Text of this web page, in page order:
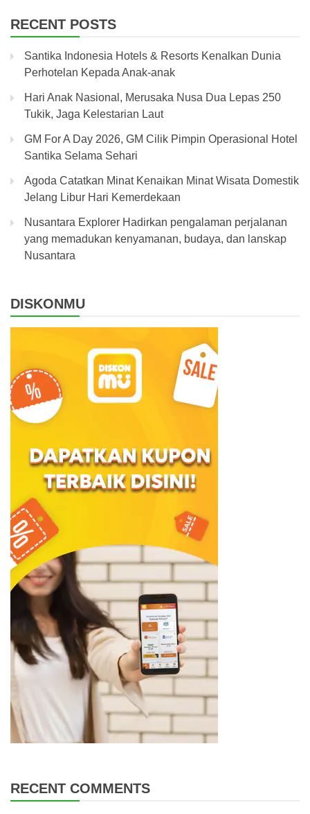
RECENT POSTS
Santika Indonesia Hotels & Resorts Kenalkan Dunia
Perhotelan Kepada Anak-anak
Hari Anak Nasional, Merusaka Nusa Dua Lepas 250
Tukik, Jaga Kelestarian Laut
GM For A Day 2026, GM Cilik Pimpin Operasional Hotel
Santika Selama Sehari
Agoda Catatkan Minat Kenaikan Minat Wisata Domestik
Jelang Libur Hari Kemerdekaan
Nusantara Explorer Hadirkan pengalaman perjalanan
yang memadukan kenyamanan, budaya, dan lanskap
Nusantara
DISKONMU
RECENT COMMENTS